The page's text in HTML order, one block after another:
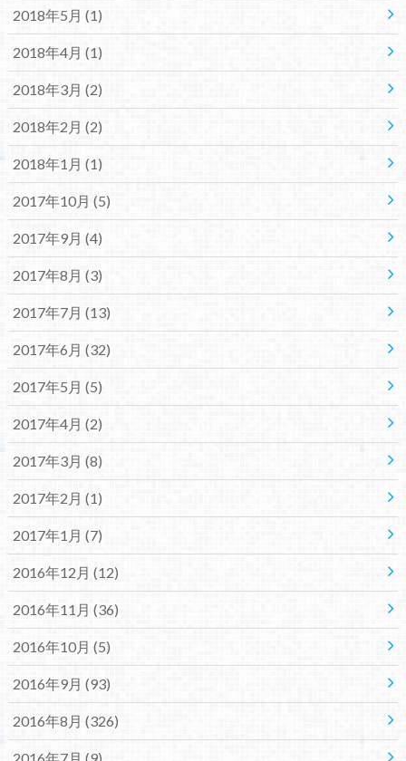
2018年5月 (1)
2018年4月 (1)
2018年3月 (2)
2018年2月 (2)
2018年1月 (1)
2017年10月 (5)
2017年9月 (4)
2017年8月 (3)
2017年7月 (13)
2017年6月 (32)
2017年5月 (5)
2017年4月 (2)
2017年3月 (8)
2017年2月 (1)
2017年1月 (7)
2016年12月 (12)
2016年11月 (36)
2016年10月 (5)
2016年9月 (93)
2016年8月 (326)